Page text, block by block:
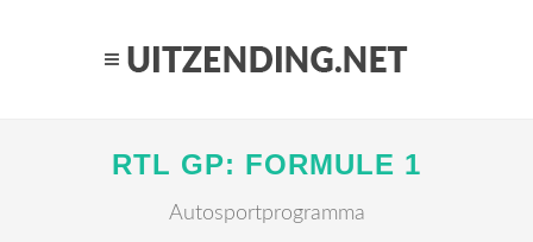
RTL GP: FORMULE 1
Autosportprogramma